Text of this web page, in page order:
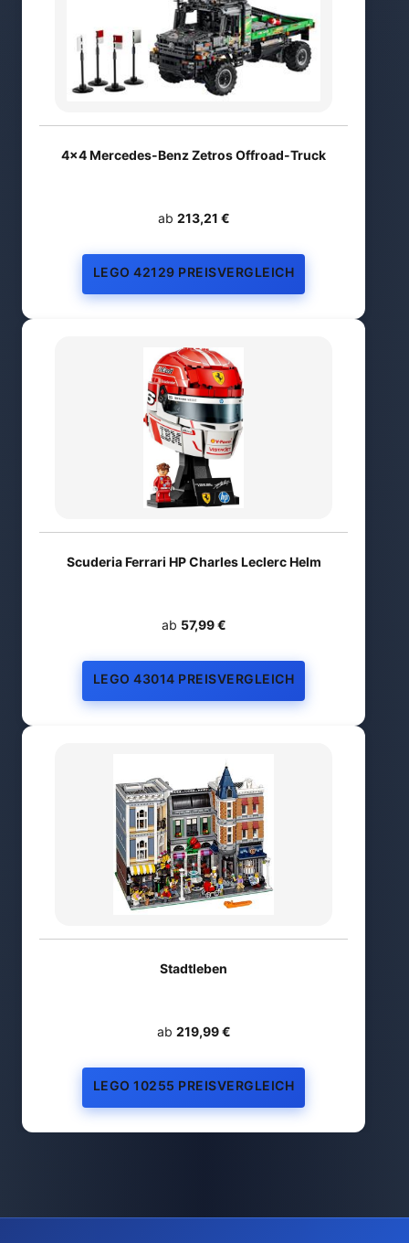
4x4 Mercedes-Benz Zetros Offroad-Truck
ab 213,21 €
LEGO 42129 PREISVERGLEICH
Scuderia Ferrari HP Charles Leclerc Helm
ab 57,99 €
LEGO 43014 PREISVERGLEICH
Stadtleben
ab 219,99 €
LEGO 10255 PREISVERGLEICH